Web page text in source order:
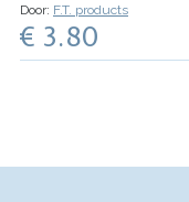
Door: F.T. products
€ 3.80